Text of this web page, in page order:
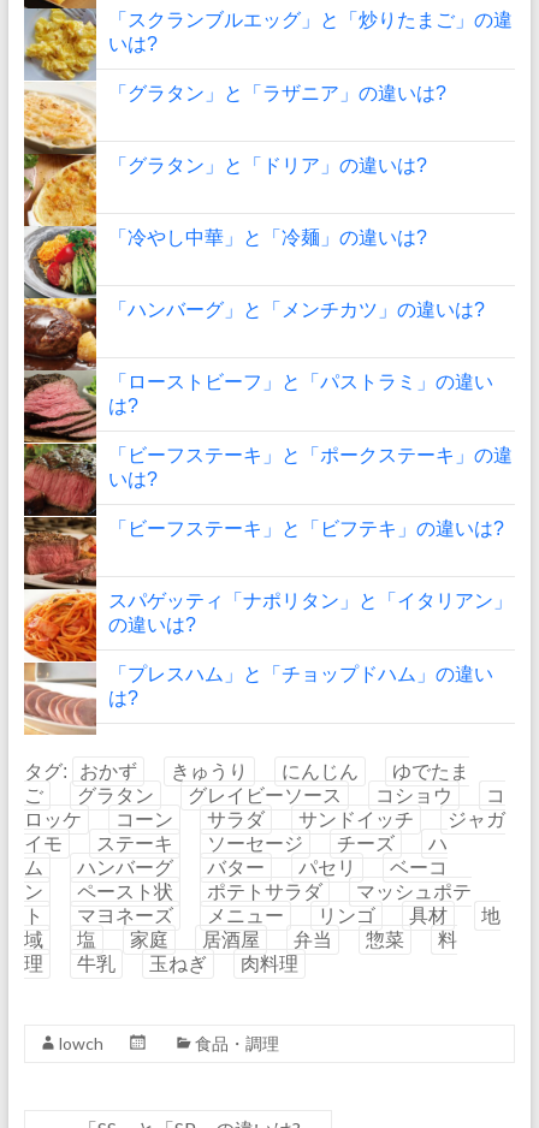
「スクランブルエッグ」と「炒りたまご」の違
いは?
「グラタン」と「ラザニア」の違いは?
「グラタン」と「ドリア」の違いは?
「冷やし中華」と「冷麺」の違いは?
「ハンバーグ」と「メンチカツ」の違いは?
「ローストビーフ」と「パストラミ」の違い
は?
「ビーフステーキ」と「ポークステーキ」の違
いは?
「ビーフステーキ」と「ビフテキ」の違いは?
スパゲッティ「ナポリタン」と「イタリアン」
の違いは?
「プレスハム」と「チョップドハム」の違い
は?
タグ: おかず きゅうり にんじん
ゆでたま
ご
グラタン グレイビーソース コショウ
コ
ロッケ
コーン サラダ サンドイッチ
ジャガ
イモ
ステーキ ソーセージ チーズ
ハ
ム
ハンバーグ バター パセリ
ベーコ
ン
ペースト状 ポテトサラダ
マッシュポテ
ト
マヨネーズ メニュー リンゴ 具材
地
域
塩 家庭 居酒屋 弁当 惣菜
料
理
牛乳 玉ねぎ 肉料理
lowch 食品・調理